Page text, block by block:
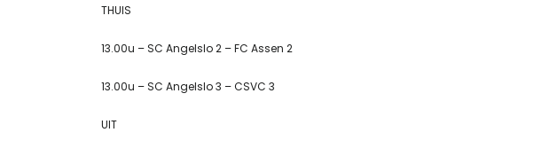
THUIS
13.00u – SC Angelslo 2 – FC Assen 2
13.00u – SC Angelslo 3 – CSVC 3
UIT